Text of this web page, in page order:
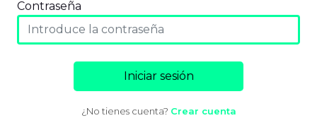
Contraseña
Iniciar sesión
¿No tienes cuenta? Crear cuenta